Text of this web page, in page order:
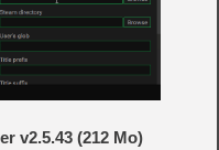
v2.5.43 (212 Mo)